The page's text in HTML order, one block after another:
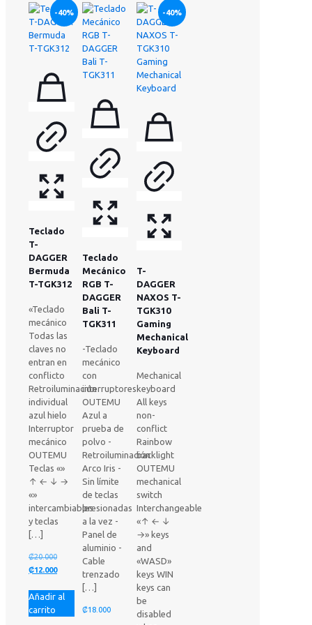
-40%
Teclado
T-
DAGGER
Bermuda
T-TGK312
«Teclado
mecánico
Todas las
claves no
entran en
conflicto
Retroiluminación
individual
azul hielo
Interruptor
mecánico
OUTEMU
Teclas «»
↑ ← ↓ →
«»
intercambiables
y teclas
[…]
₡20.000El
precio
original
era:
₡20.000.
₡12.000El
actual
Añadir al
carrito
Teclado
Mecánico
RGB T-
DAGGER
Bali T-
TGK311
-Teclado
mecánico
con
interruptores
OUTEMU
Azul a
prueba de
polvo -
Retroiluminación
Arco Iris -
Sin límite
de teclas
presionadas
a la vez -
Panel de
aluminio -
Cable
trenzado
[…]
₡18.000
-40%
T-
DAGGER
NAXOS T-
TGK310
Gaming
Mechanical
Keyboard
Mechanical
keyboard
All keys
non-
conflict
Rainbow
backlight
OUTEMU
mechanical
switch
Interchangeable
«↑ ← ↓
→» keys
and
«WASD»
keys WIN
keys can
be
disabled